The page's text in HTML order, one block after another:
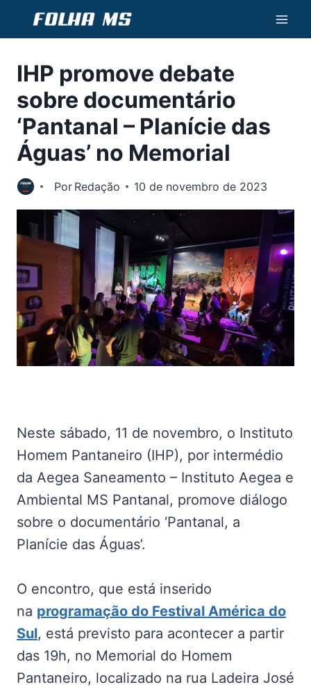
Conteúdo
IHP promove debate
sobre documentário
‘Pantanal – Planície das
Águas’ no Memorial
Por Redação 10 de novembro de 2023
Neste sábado, 11 de novembro, o Instituto
Homem Pantaneiro (IHP), por intermédio
da Aegea Saneamento – Instituto Aegea e
Ambiental MS Pantanal, promove diálogo
sobre o documentário ‘Pantanal, a
Planície das Águas’.
O encontro, que está inserido
na programação do Festival América do
Sul, está previsto para acontecer a partir
das 19h, no Memorial do Homem
Pantaneiro, localizado na rua Ladeira José